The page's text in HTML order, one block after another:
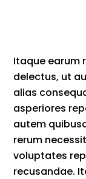
Itaque earum
delectus, ut
alias
asperiores
autem
rerum
voluptates
recusandae.